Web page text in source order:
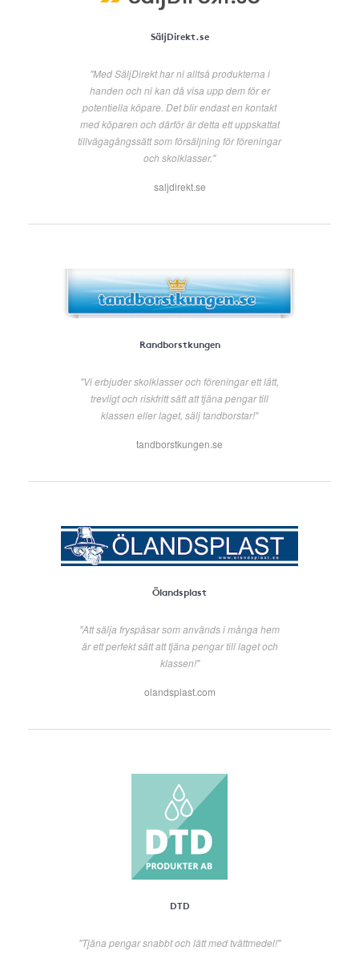
SäljDirekt.se
"Med SäljDirekt har ni alltså produkterna i
handen och ni kan då visa upp dem för er
potentiella köpare. Det blir endast en kontakt
med köparen och därför är detta ett uppskattat
tillvägagångssätt som försäljning för föreningar
och skolklasser."
saljdirekt.se
Randborstkungen
"Vi erbjuder skolklasser och föreningar ett lätt,
trevligt och riskfritt sätt att tjäna pengar till
klassen eller laget, sälj tandborstar!"
tandborstkungen.se
Ölandsplast
"Att sälja fryspåsar som används i många hem
är ett perfekt sätt att tjäna pengar till laget och
klassen!"
olandsplast.com
DTD
"Tjäna pengar snabbt och lätt med tvättmedel!"